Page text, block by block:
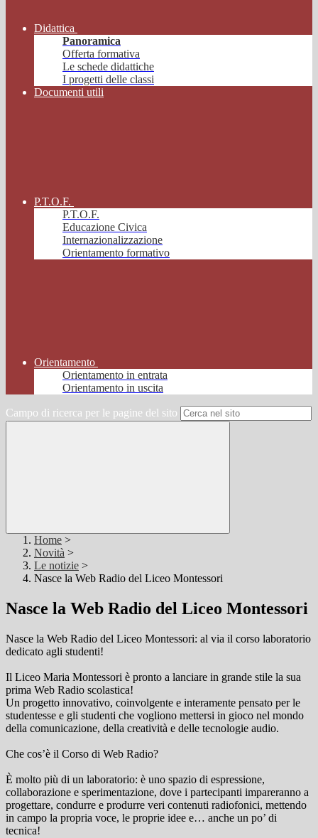
Didattica
Panoramica
Offerta formativa
Le schede didattiche
I progetti delle classi
Documenti utili
P.T.O.F.
P.T.O.F.
Educazione Civica
Internazionalizzazione
Orientamento formativo
Orientamento
Orientamento in entrata
Orientamento in uscita
Campo di ricerca per le pagine del sito
Home >
Novità >
Le notizie >
Nasce la Web Radio del Liceo Montessori
Nasce la Web Radio del Liceo Montessori
Nasce la Web Radio del Liceo Montessori: al via il corso laboratorio
dedicato agli studenti!
Il Liceo Maria Montessori è pronto a lanciare in grande stile la sua
prima Web Radio scolastica!
Un progetto innovativo, coinvolgente e interamente pensato per le
studentesse e gli studenti che vogliono mettersi in gioco nel mondo
della comunicazione, della creatività e delle tecnologie audio.
Che cos’è il Corso di Web Radio?
È molto più di un laboratorio: è uno spazio di espressione,
collaborazione e sperimentazione, dove i partecipanti impareranno a
progettare, condurre e produrre veri contenuti radiofonici, mettendo
in campo la propria voce, le proprie idee e… anche un po’ di
tecnica!